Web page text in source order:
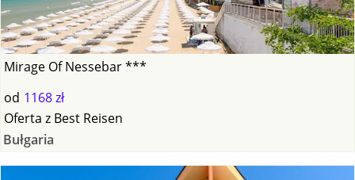
Mirage Of Nessebar ***
od 1168 zł
Oferta z Best Reisen
Bułgaria